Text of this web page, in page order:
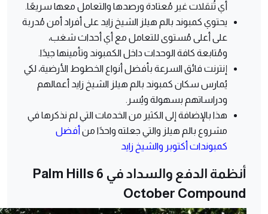
أي تُنقلات غير مُعتادة ورصدها والتعامل معها سريعًا.
يحتوي كمبوند بالم هيلز الشيخ زايد على أفراد أمن مُدربة
على أعلى مُستوى للتعامل مع أي أحداث شغب،
ومُتابعة كافة الوحدات داخل الكمبوند وتأمينها جيدًا.
إنترنت فائق السرعة بأفضل أنواع الخطوط الأرضية، لكي
يُمارس سكان كمبوند بالم هيلز الشيخ زايد أعمالهم
ودراساتهم بسهولة ويُسر.
هذا بالإضافة إلى الكثير من الخدمات التي لم نذكرها في
مشروع بالم هيلز والتي جعلته واحدًا من أفضل
كمبوندات أكتوبر والشيخ زايد
أنظمة الدفع والسداد في Palm Hills 6
October Compound